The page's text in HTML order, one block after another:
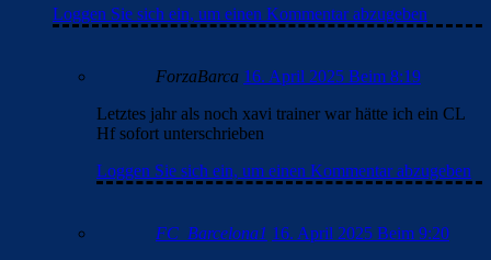
Loggen Sie sich ein, um einen Kommentar abzugeben
ForzaBarca 16. April 2025 Beim 8:19
Letztes jahr als noch xavi trainer war hätte ich ein CL
Hf sofort unterschrieben
Loggen Sie sich ein, um einen Kommentar abzugeben
FC_Barcelona1 16. April 2025 Beim 9:20